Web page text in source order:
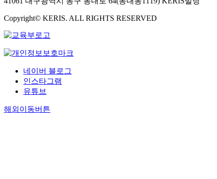
Copyright© KERIS. ALL RIGHTS RESERVED
네이버 블로그
인스타그램
유튜브
해외이동버튼